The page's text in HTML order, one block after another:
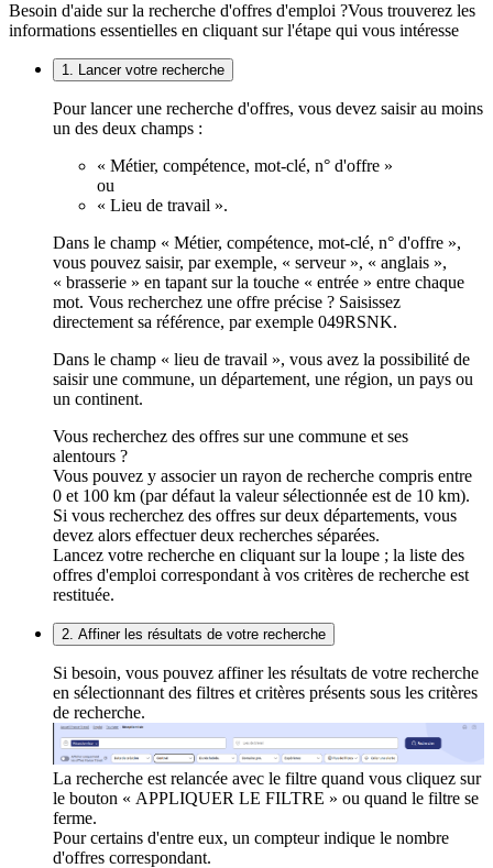
Besoin d'aide sur la recherche d'offres d'emploi ?Vous trouverez les
informations essentielles en cliquant sur l'étape qui vous intéresse
1. Lancer votre recherche
Pour lancer une recherche d'offres, vous devez saisir au moins
un des deux champs :
« Métier, compétence, mot-clé, n° d'offre »
ou
« Lieu de travail ».
Dans le champ « Métier, compétence, mot-clé, n° d'offre »,
vous pouvez saisir, par exemple, « serveur », « anglais »,
« brasserie » en tapant sur la touche « entrée » entre chaque
mot. Vous recherchez une offre précise ? Saisissez
directement sa référence, par exemple 049RSNK.
Dans le champ « lieu de travail », vous avez la possibilité de
saisir une commune, un département, une région, un pays ou
un continent.
Vous recherchez des offres sur une commune et ses
alentours ?
Vous pouvez y associer un rayon de recherche compris entre
0 et 100 km (par défaut la valeur sélectionnée est de 10 km).
Si vous recherchez des offres sur deux départements, vous
devez alors effectuer deux recherches séparées.
Lancez votre recherche en cliquant sur la loupe ; la liste des
offres d'emploi correspondant à vos critères de recherche est
restituée.
2. Affiner les résultats de votre recherche
Si besoin, vous pouvez affiner les résultats de votre recherche
en sélectionnant des filtres et critères présents sous les critères
de recherche.
La recherche est relancée avec le filtre quand vous cliquez sur
le bouton « APPLIQUER LE FILTRE » ou quand le filtre se
ferme.
Pour certains d'entre eux, un compteur indique le nombre
d'offres correspondant.